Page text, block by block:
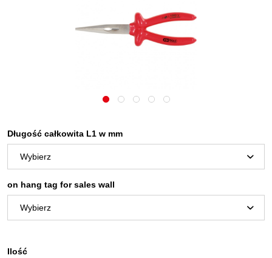
Długość całkowita L1 w mm
on hang tag for sales wall
Ilość